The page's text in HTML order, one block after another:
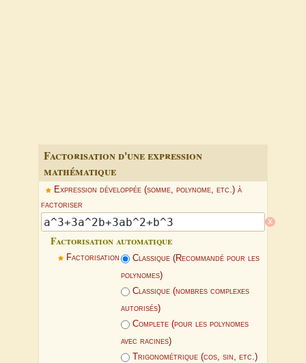
Factorisation d'une expression
mathématique
Expression développée (somme, polynome, etc.) à
factoriser
x
Factorisation automatique
Factorisation
Classique (Recommandé pour les
polynomes)
Classique (nombres complexes
autorisés)
Complete (pour les polynomes
avec racines)
Trigonométrique (cos, sin, etc.)